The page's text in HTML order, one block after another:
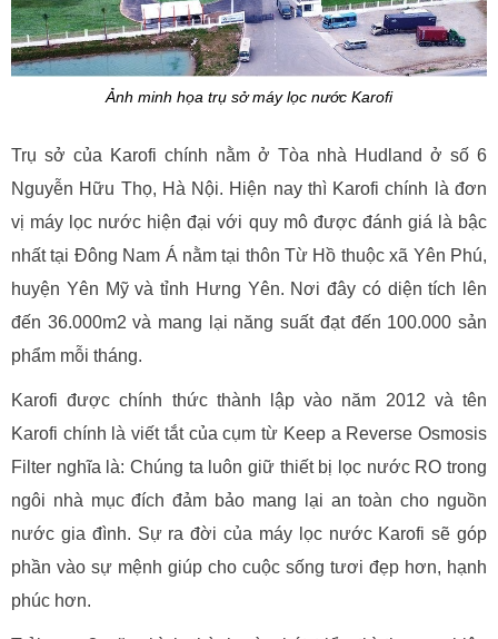
Ảnh minh họa trụ sở máy lọc nước Karofi
Trụ sở của Karofi chính nằm ở Tòa nhà Hudland ở số 6
Nguyễn Hữu Thọ, Hà Nội. Hiện nay thì Karofi chính là đơn
vị máy lọc nước hiện đại với quy mô được đánh giá là bậc
nhất tại Đông Nam Á nằm tại thôn Từ Hồ thuộc xã Yên Phú,
huyện Yên Mỹ và tỉnh Hưng Yên. Nơi đây có diện tích lên
đến 36.000m2 và mang lại năng suất đạt đến 100.000 sản
phẩm mỗi tháng.
Karofi được chính thức thành lập vào năm 2012 và tên
Karofi chính là viết tắt của cụm từ Keep a Reverse Osmosis
Filter nghĩa là: Chúng ta luôn giữ thiết bị lọc nước RO trong
ngôi nhà mục đích đảm bảo mang lại an toàn cho nguồn
nước gia đình. Sự ra đời của máy lọc nước Karofi sẽ góp
phần vào sự mệnh giúp cho cuộc sống tươi đẹp hơn, hạnh
phúc hơn.